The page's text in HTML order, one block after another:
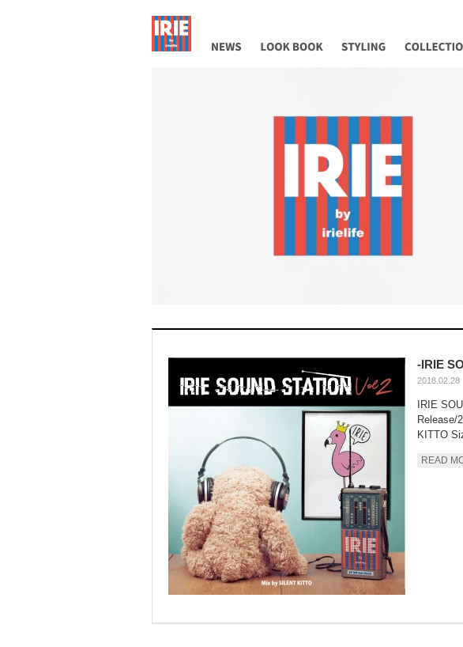
-IRIE
2018.02.28
IRIE
Release/
KITTO
READ